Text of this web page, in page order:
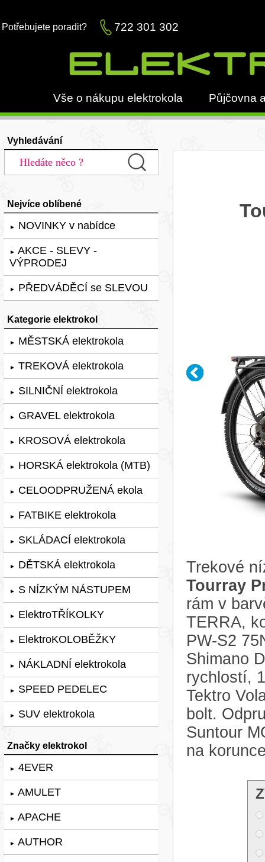
Potřebujete poradit? 722 301 302
Vše o nákupu elektrokola Půjčovna
Vyhledávání
Nejvíce oblíbené
► NOVINKY v nabídce
► AKCE - SLEVY -
VÝPRODEJ
► PŘEDVÁDĚCÍ se SLEVOU
Kategorie elektrokol
► MĚSTSKÁ elektrokola
► TREKOVÁ elektrokola
► SILNIČNÍ elektrokola
► GRAVEL elektrokola
► KROSOVÁ elektrokola
► HORSKÁ elektrokola (MTB)
► CELOODPRUŽENÁ ekola
► FATBIKE elektrokola
► SKLÁDACÍ elektrokola
► DĚTSKÁ elektrokola
► S NÍZKÝM NÁSTUPEM
► ElektroTŘÍKOLKY
► ElektroKOLOBĚŽKY
► NÁKLADNÍ elektrokola
► SPEED PEDELEC
► SUV elektrokola
Značky elektrokol
► 4EVER
► AMULET
► APACHE
► AUTHOR
Trekové
Tourray
rám v
TERRA,
PW-S2
Shimano
rychlostí,
Tektro
bolt.
Suntour
na